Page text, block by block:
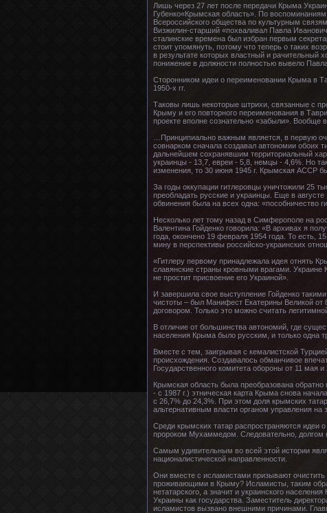
Лишь через 27 лет после передачи Крыма
Губенко«Крымская область». По
Всероссийского общества по культурным
Визжилин-старший «похваливал Павла
сталинские времена был избран первым
стоит упомянуть, потому что теперь о таких
в результате которых властный и рачительный
понижение в должности полностью вывело
Стороннико­м идеи о переименов­ании Крыма в
1950-х гг.
Таковы лишь некоторые штрихи, связанные с
Крыму и его повторного переименования в
проекте вполне сознательно «забыли». Вообще
…Принципиально важным является, в первую
совнарком сначала создавал автономии
дальнейшем сохранявшим территориальный
украинцы - 13,7, евреи - 5,8, немцы - 4,6%. Но
изменения, то 30 июня 1945 г. Крымская АССР
За годы оккупации гитлеровцы уничтожили 25
преобладать русские и украинцы. Еще в
обвинения была на всех одна: «пособничество
Несколько лет тому назад в Симферополе на
Валентина Гойденко говорила: «В архивах я
года, окончено 19 февраля 1954 года. То есть,
мину в перспективы российско-украинских
«Гитлеру первому принадлежала идея отнять
славянские страны кровными врагами. Украине
не простит присвоение его Украиной».
И завершила свое выступление Гойденко
чистоты – был Манифест Екатерины Великой от
договором. Только это можно считать
В отличие от большинства автономий, где
населения Крыма было русским, и только одна
Вместе с тем, заигрывая с кемалистской
происхождения. Создавалось обманчивое
Государственного комитета обороны от 11 мая
Крымская область была преобразована
- с 1987 г.) этническая карта Крыма снова
с 26,7% до 24,3%. При этом доля крымских
альтернативным власти органом управления на
Среди крымских татар распространяются идеи
пророком Мухаммедом. Следовательно, долгом
Самым удивительным во всей этой истории
националистической направленности.
Они вместе с исламистами призывают очистить
проживающими в Крыму? Исламисты, таким
нетатарского, а значит и украинского
Украины как государства. Заместитель
исламистов вызвано внешними причинами.